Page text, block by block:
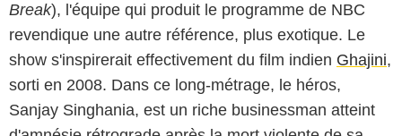
Break), l'équipe qui produit le programme de NBC
revendique une autre référence, plus exotique. Le
show s'inspirerait effectivement du film indien Ghajini,
sorti en 2008. Dans ce long-métrage, le héros,
Sanjay Singhania, est un riche businessman atteint